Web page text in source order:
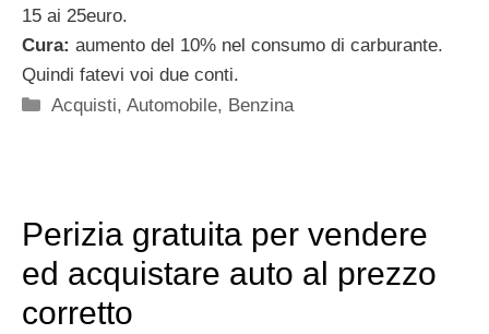
15 ai 25euro.
Cura: aumento del 10% nel consumo di carburante.
Quindi fatevi voi due conti.
Categorie
Acquisti,Automobile, Benzina
Perizia gratuita per vendere
ed acquistare auto al prezzo
corretto